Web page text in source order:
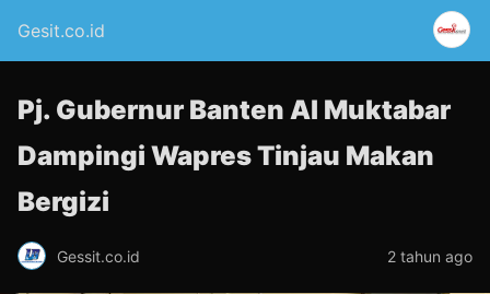
Gesit.co.id
Pj. Gubernur Banten Al Muktabar
Dampingi Wapres Tinjau Makan
Bergizi
Gessit.co.id 2 tahun ago